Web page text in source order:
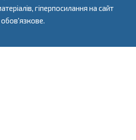
гіперпосилання на сайт
обов'язкове.